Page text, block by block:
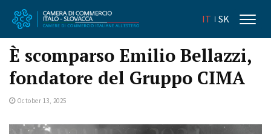
IT SK
È scomparso Emilio Bellazzi,
fondatore del Gruppo CIMA
October 13, 2025